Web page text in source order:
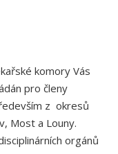
komory Vás
pro členy
z okresů
Most a Louny.
orgánů